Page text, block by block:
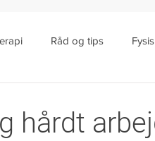
Råd og tips
hårdt